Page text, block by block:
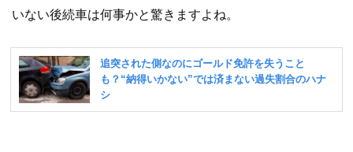
いない後続車は何事かと驚きますよね。